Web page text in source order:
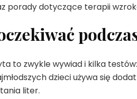
porady dotyczące terapii
to zwykle wywiad i kilka
dzieci używa się
liter.